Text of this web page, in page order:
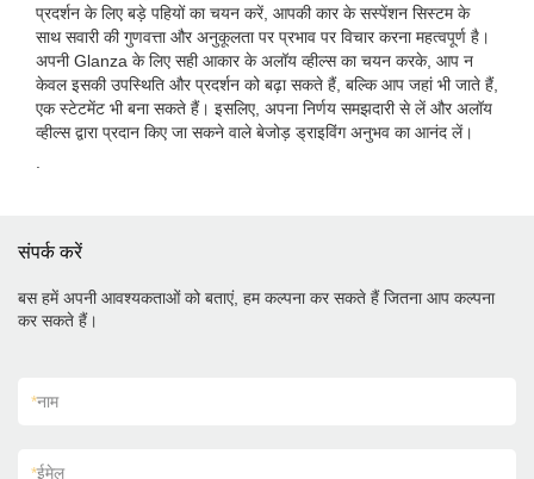
प्रदर्शन के लिए बड़े पहियों का चयन करें, आपकी कार के सस्पेंशन सिस्टम के
साथ सवारी की गुणवत्ता और अनुकूलता पर प्रभाव पर विचार करना महत्वपूर्ण है।
अपनी Glanza के लिए सही आकार के अलॉय व्हील्स का चयन करके, आप न
केवल इसकी उपस्थिति और प्रदर्शन को बढ़ा सकते हैं, बल्कि आप जहां भी जाते हैं,
एक स्टेटमेंट भी बना सकते हैं। इसलिए, अपना निर्णय समझदारी से लें और अलॉय
व्हील्स द्वारा प्रदान किए जा सकने वाले बेजोड़ ड्राइविंग अनुभव का आनंद लें।
संपर्क करें
बस हमें अपनी आवश्यकताओं को बताएं, हम कल्पना कर सकते हैं जितना आप कल्पना
कर सकते हैं।
*नाम
*ईमेल